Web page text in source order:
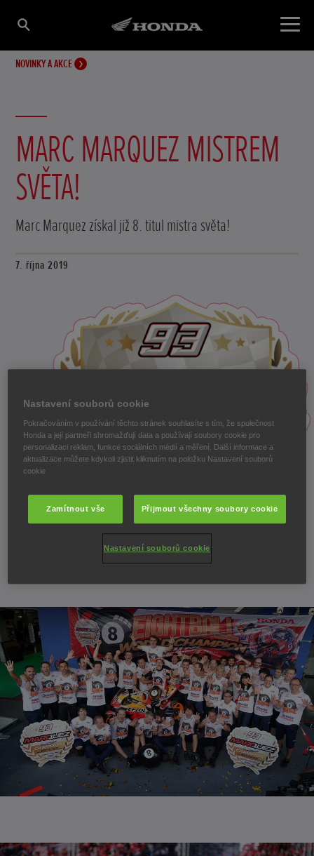
NOVINKY A AKCE
MARC MARQUEZ MISTREM
SVĚTA!
Marc Marquez získal již 8. titul mistra světa!
7. října 2019
Nastavení souborů cookie
Pokračováním v používání těchto stránek souhlasíte s tím, že společnost
Honda a její partneři shromažďují data a používají soubory cookie pro
personalizaci reklam, funkce sociálních médií a měření. Další informace a
aktualizace můžete kdykoli zjistit kliknutím na položku Nastavení souborů
cookie
Zamítnout vše Přijmout všechny soubory cookie
Nastavení souborů cookie